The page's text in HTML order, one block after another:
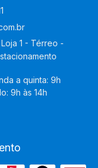
1 - Térreo -
a quinta: 9h
9h às 14h